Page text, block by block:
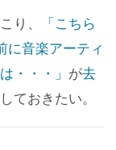
り、
「こちら
に音楽アーティ
・・・」 が去
ておきたい。